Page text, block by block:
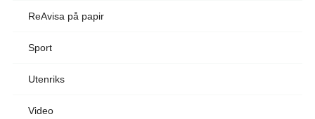
ReAvisa på papir
Sport
Utenriks
Video